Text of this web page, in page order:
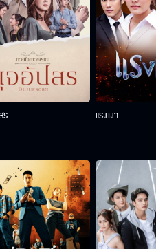
ร แรงเงา